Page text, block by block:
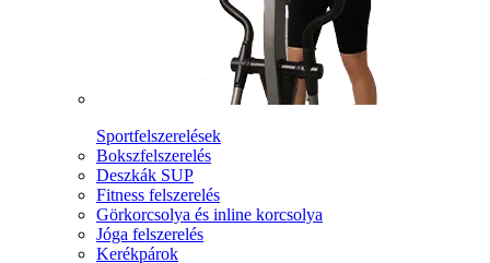
Sportfelszerelések
Bokszfelszerelés
Deszkák SUP
Fitness felszerelés
Görkorcsolya és inline korcsolya
Jóga felszerelés
Kerékpárok